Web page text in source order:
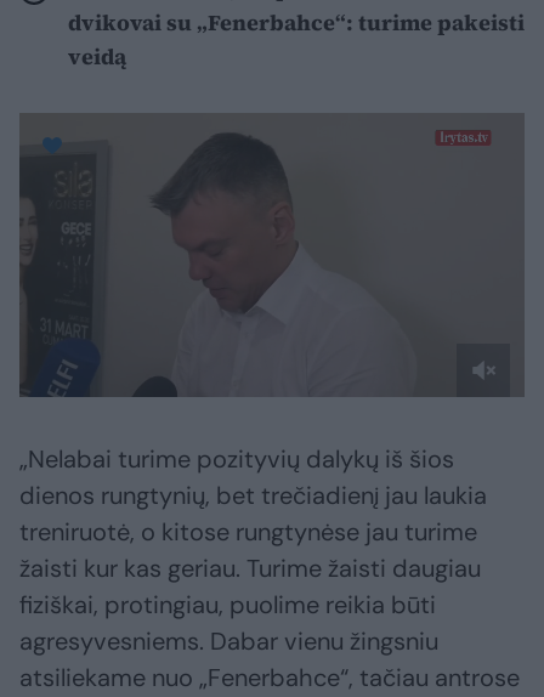
dvikovai su „Fenerbahce“: turime pakeisti
veidą
„Nelabai turime pozityvių dalykų iš šios
dienos rungtynių, bet trečiadienį jau laukia
treniruotė, o kitose rungtynėse jau turime
žaisti kur kas geriau. Turime žaisti daugiau
fiziškai, protingiau, puolime reikia būti
agresyvesniems. Dabar vienu žingsniu
atsiliekame nuo „Fenerbahce“, tačiau antrose